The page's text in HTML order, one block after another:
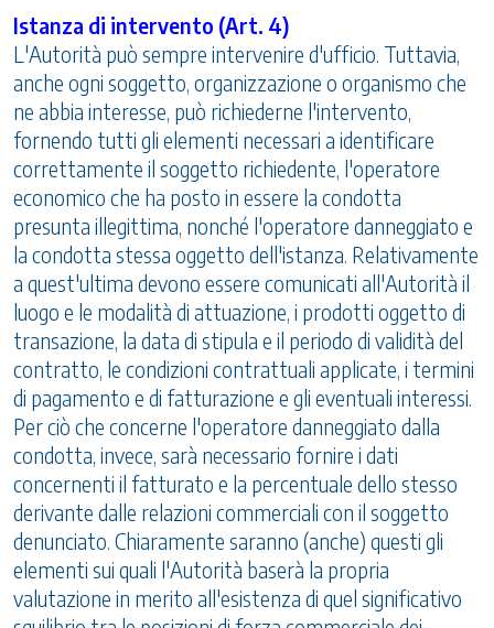
Istanza di intervento (Art. 4)
L'Autorità può sempre intervenire d'ufficio. Tuttavia,
anche ogni soggetto, organizzazione o organismo che
ne abbia interesse, può richiederne l'intervento,
fornendo tutti gli elementi necessari a identificare
correttamente il soggetto richiedente, l'operatore
economico che ha posto in essere la condotta
presunta illegittima, nonché l'operatore danneggiato e
la condotta stessa oggetto dell'istanza. Relativamente
a quest'ultima devono essere comunicati all'Autorità il
luogo e le modalità di attuazione, i prodotti oggetto di
transazione, la data di stipula e il periodo di validità del
contratto, le condizioni contrattuali applicate, i termini
di pagamento e di fatturazione e gli eventuali interessi.
Per ciò che concerne l'operatore danneggiato dalla
condotta, invece, sarà necessario fornire i dati
concernenti il fatturato e la percentuale dello stesso
derivante dalle relazioni commerciali con il soggetto
denunciato. Chiaramente saranno (anche) questi gli
elementi sui quali l'Autorità baserà la propria
valutazione in merito all'esistenza di quel significativo